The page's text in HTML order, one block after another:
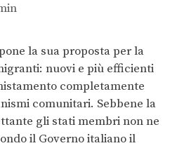
la sua proposta per la
nuovi e più efficienti
completamente
comunitari. Sebbene la
gli stati membri non ne
il Governo italiano il